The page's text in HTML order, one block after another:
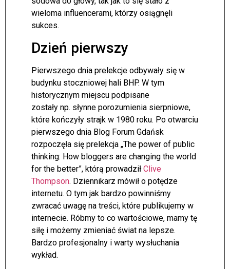
wieloma influencerami, którzy osiągnęli
sukces.
Dzień pierwszy
Pierwszego dnia prelekcje odbywały się w
budynku stoczniowej hali BHP. W tym
historycznym miejscu podpisane
zostały np. słynne porozumienia sierpniowe,
które kończyły strajk w 1980 roku. Po otwarciu
pierwszego dnia Blog Forum Gdańsk
rozpoczęła się prelekcja „The power of public
thinking: How bloggers are changing the world
for the better”, którą prowadził Clive
Thompson. Dziennikarz mówił o potędze
internetu. O tym jak bardzo powinniśmy
zwracać uwagę na treści, które publikujemy w
internecie. Róbmy to co wartościowe, mamy tę
siłę i możemy zmieniać świat na lepsze.
Bardzo profesjonalny i warty wysłuchania
wykład.